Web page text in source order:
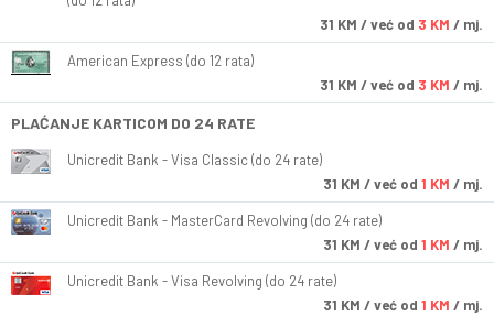
31 KM / već od 3 KM / mj.
American Express (do 12 rata)
31 KM / već od 3 KM / mj.
PLAĆANJE KARTICOM DO 24 RATE
Unicredit Bank - Visa Classic (do 24 rate)
31 KM / već od 1 KM / mj.
Unicredit Bank - MasterCard Revolving (do 24 rate)
31 KM / već od 1 KM / mj.
Unicredit Bank - Visa Revolving (do 24 rate)
31 KM / već od 1 KM / mj.